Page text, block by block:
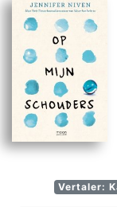
Vertaler: